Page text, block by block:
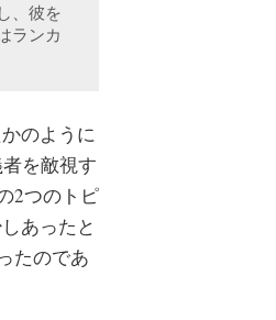
、彼を
ランカ
のように
を敵視す
2つのトピ
あったと
たのであ